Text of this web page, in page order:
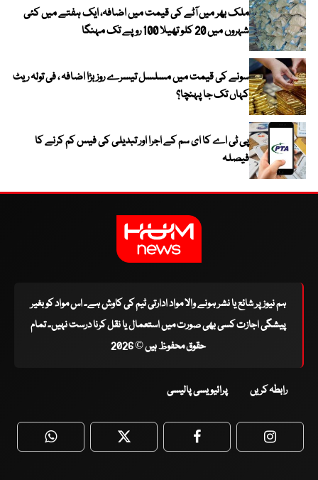
ملک بھر میں آٹے کی قیمت میں اضافہ، ایک ہفتے میں کئی
شہروں میں 20 کلو تھیلا 100 روپے تک مہنگا
سونے کی قیمت میں مسلسل تیسرے روز بڑا اضافہ ، فی تولہ ریٹ
کہاں تک جا پہنچا؟
پی ٹی اے کا ای سم کے اجرا اور تبدیلی کی فیس کم کرنے کا
فیصلہ
ہم نیوز پر شائع یا نشر ہونے والا مواد ادارتی ٹیم کی کاوش ہے۔ اس مواد کو بغیر
پیشگی اجازت کسی بھی صورت میں استعمال یا نقل کرنا درست نہیں۔ تمام
حقوق محفوظ ہیں © 2026
رابطہ کریں پرائیویسی پالیسی
WhatsApp Twitter Facebook